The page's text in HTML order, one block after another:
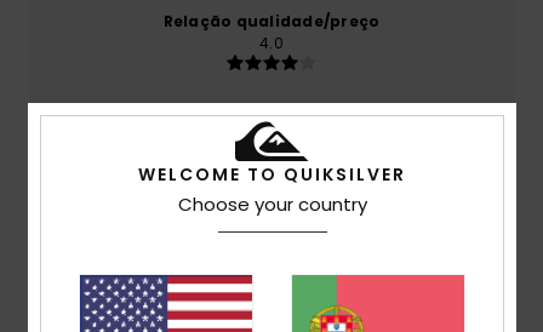
Relação qualidade/preço
4.0
Tamanho
Demasiado grande
Material
Cor
WELCOME TO QUIKSILVER
Choose your country